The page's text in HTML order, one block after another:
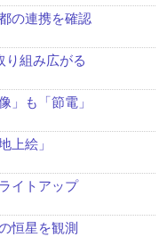
の連携を確認
り組み広がる
」も「節電」
上絵」
イトアップ
恒星を観測